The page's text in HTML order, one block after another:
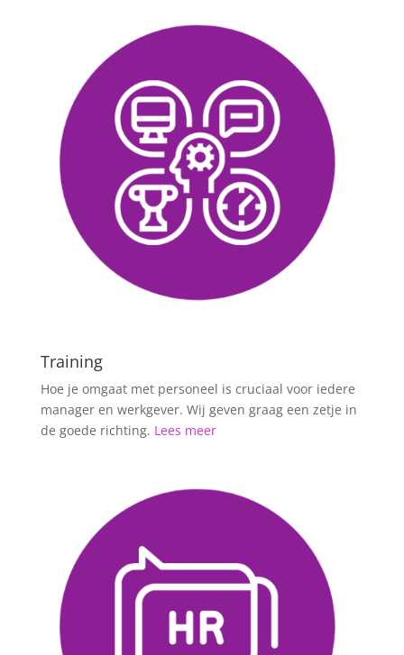
Training
Hoe je omgaat met personeel is cruciaal voor iedere
manager en werkgever. Wij geven graag een zetje in
de goede richting. Lees meer